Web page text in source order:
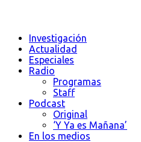
Investigación
Actualidad
Especiales
Radio
Programas
Staff
Podcast
Original
‘Y Ya es Mañana’
En los medios